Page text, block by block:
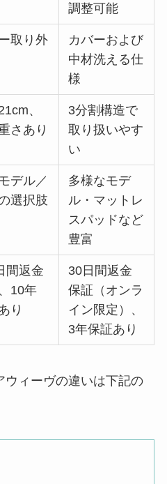
調整可能
取り外
カバーおよび
中材洗える仕
様
、
さあり
3分割構造で
取り扱いやす
い
デル／
選択肢
多様なモデ
ル・マットレ
スパッドなど
豊富
間返金
10年
り
30日間返金
保証（オンラ
イン限定）、
3年保証あり
ウィーヴの違いは下記の